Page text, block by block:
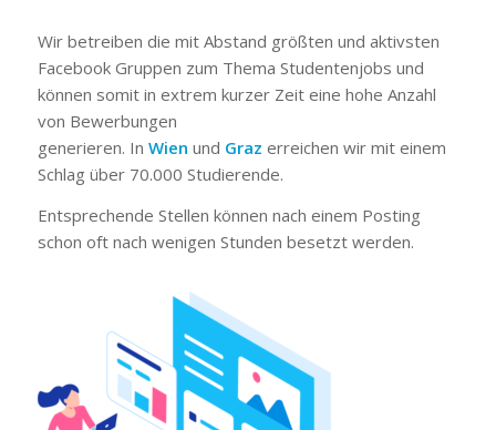
Wir betreiben die mit Abstand größten und aktivsten
Facebook Gruppen zum Thema Studentenjobs und
können somit in extrem kurzer Zeit eine hohe Anzahl
von Bewerbungen
generieren. In Wien und Graz erreichen wir mit einem
Schlag über 70.000 Studierende.
Entsprechende Stellen können nach einem Posting
schon oft nach wenigen Stunden besetzt werden.